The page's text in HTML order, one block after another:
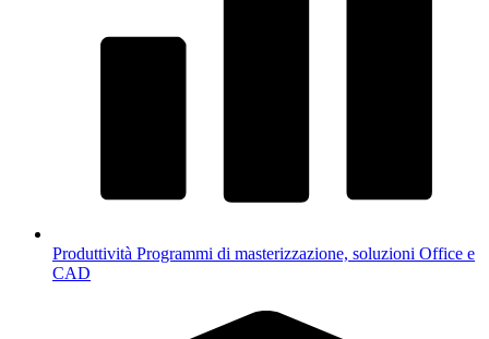
Produttività Programmi di masterizzazione, soluzioni Office e
CAD